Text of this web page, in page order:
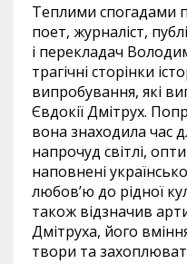
Теплими спогадами
поет, журналіст,
і перекладач
трагічні сторінки
випробування, які
Євдокії Дмітрух.
вона знаходила час
напрочуд світлі,
наповнені
любов’ю до рідної
також відзначив
Дмітруха, його
твори та